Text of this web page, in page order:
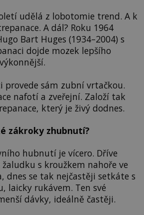
udělá z lobotomie trend. A k
A dál? Roku 1964
Bart Huges (1934–2004) s
dojde mozek lepšího
provede sám zubní vrtačkou.
nafotí a zveřejní. Založí tak
který je živý dodnes.
zákroky zhubnutí?
hubnutí je vícero. Dříve
s kroužkem nahoře ve
dnes se tak nejčastěji setkáte s
laicky rukávem. Ten své
dávky, ideálně častěji.